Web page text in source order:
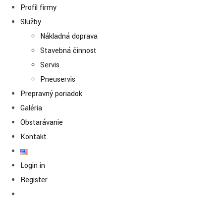
Profil firmy
Služby
Nákladná doprava
Stavebná činnosť
Servis
Pneuservis
Prepravný poriadok
Galéria
Obstarávanie
Kontakt
Login in
Register